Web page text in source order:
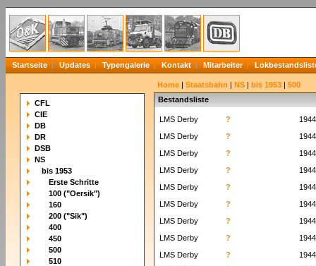
Startseite Updates Typengalerie Kontakt Mitarbeiter
CFL
CIE
DB
DR
DSB
NS
bis 1953
Erste Schritte
100 ("Oersik")
160
200 ("Sik")
400
450
500
510
Home | Staatsbahn | NS | bis 1953 | 500
Bestandsliste
LMS Derby ?
1944
LMS Derby
?
1944
LMS Derby
?
1944
LMS Derby
?
1944
LMS Derby
?
1944
LMS Derby
?
1944
LMS Derby
?
1944
LMS Derby
?
1944
LMS Derby
?
1944